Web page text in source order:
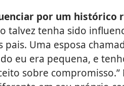
por um histórico
talvez tenha sido
Uma esposa
eu era pequena, e
sobre compromisso.”